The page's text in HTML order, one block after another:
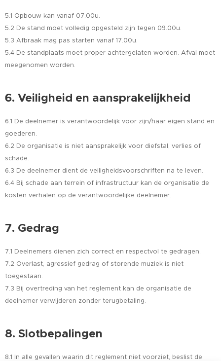
5.1 Opbouw kan vanaf 07.00u.
5.2 De stand moet volledig opgesteld zijn tegen 09.00u.
5.3 Afbraak mag pas starten vanaf 17.00u.
5.4 De standplaats moet proper achtergelaten worden. Afval moet
meegenomen worden.
6. Veiligheid en aansprakelijkheid
6.1 De deelnemer is verantwoordelijk voor zijn/haar eigen stand en
goederen.
6.2 De organisatie is niet aansprakelijk voor diefstal, verlies of
schade.
6.3 De deelnemer dient de veiligheidsvoorschriften na te leven.
6.4 Bij schade aan terrein of infrastructuur kan de organisatie de
kosten verhalen op de verantwoordelijke deelnemer.
7. Gedrag
7.1 Deelnemers dienen zich correct en respectvol te gedragen.
7.2 Overlast, agressief gedrag of storende muziek is niet
toegestaan.
7.3 Bij overtreding van het reglement kan de organisatie de
deelnemer verwijderen zonder terugbetaling.
8. Slotbepalingen
8.1 In alle gevallen waarin dit reglement niet voorziet, beslist de